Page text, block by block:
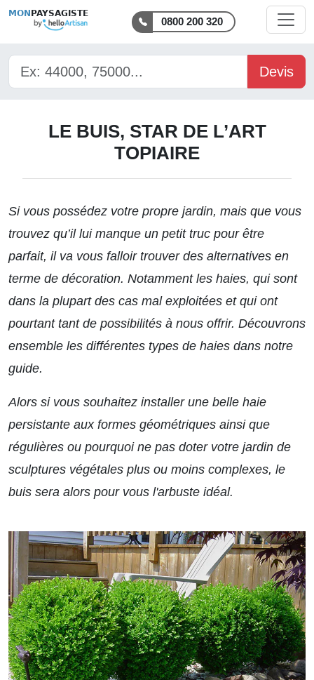
MON PAYSAGISTE
0800 200 320
Devis
LE BUIS, STAR DE L’ART
TOPIAIRE
Si vous possédez votre propre jardin, mais que vous
trouvez qu’il lui manque un petit truc pour être
parfait, il va vous falloir trouver des alternatives en
terme de décoration. Notamment les haies, qui sont
dans la plupart des cas mal exploitées et qui ont
pourtant tant de possibilités à nous offrir. Découvrons
ensemble les différentes types de haies dans notre
guide.
Alors si vous souhaitez installer une belle haie
persistante aux formes géométriques ainsi que
régulières ou pourquoi ne pas doter votre jardin de
sculptures végétales plus ou moins complexes, le
buis sera alors pour vous l'arbuste idéal.